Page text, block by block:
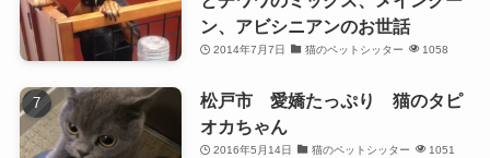
ン、アビシニアンのお世話
2014年7月7日 猫のペットシッター 1058
松戸市 愛嬌たっぷり 猫のタピ
オカちゃん
2016年5月14日 猫のペットシッター 1051